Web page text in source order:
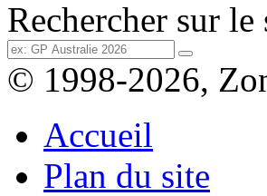
Rechercher sur le
© 1998-2026,
Accueil
Plan du site